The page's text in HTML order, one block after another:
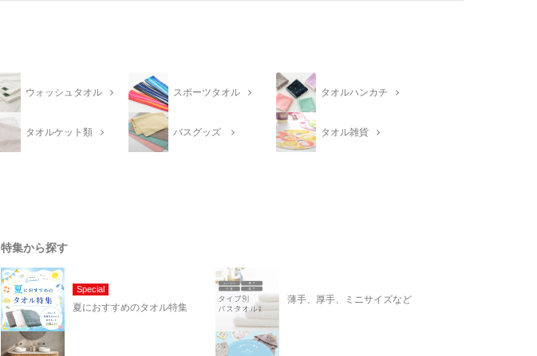
ウォッシュタオル スポーツタオル タオルハンカチ
タオルケット類 バスグッズ タオル雑貨
特集から探す
Special
夏におすすめのタオル特集
薄手、厚手、ミニサイズなど